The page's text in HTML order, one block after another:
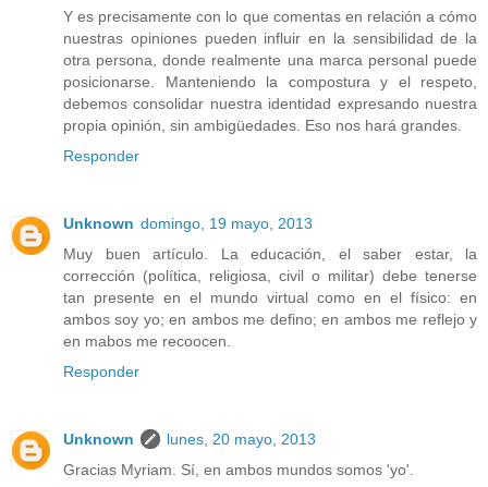
Y es precisamente con lo que comentas en relación a cómo
nuestras opiniones pueden influir en la sensibilidad de la
otra persona, donde realmente una marca personal puede
posicionarse. Manteniendo la compostura y el respeto,
debemos consolidar nuestra identidad expresando nuestra
propia opinión, sin ambigüedades. Eso nos hará grandes.
Responder
Unknown domingo, 19 mayo, 2013
Muy buen artículo. La educación, el saber estar, la
corrección (política, religiosa, civil o militar) debe tenerse
tan presente en el mundo virtual como en el físico: en
ambos soy yo; en ambos me defino; en ambos me reflejo y
en mabos me recoocen.
Responder
Unknown
lunes, 20 mayo, 2013
Gracias Myriam. Sí, en ambos mundos somos 'yo'.